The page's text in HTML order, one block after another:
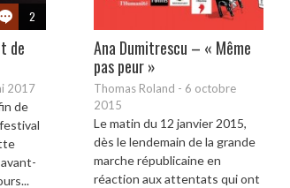
2
de
2017
de
Ana Dumitrescu – « Même
pas peur »
Thomas Roland - 6 octobre
2015
Le matin du 12 janvier 2015,
dès le lendemain de la grande
marche républicaine en
réaction aux attentats qui ont